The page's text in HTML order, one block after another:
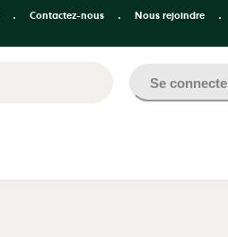
Contactez-nous Nous rejoindre
Se